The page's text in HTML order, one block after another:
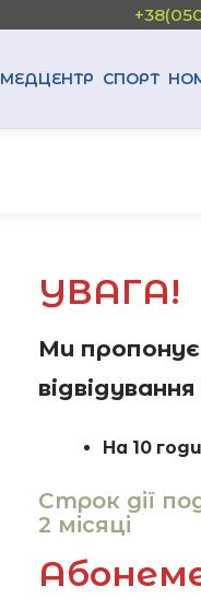
МЕДЦЕНТР СПОРТ
УВАГА!
Ми
На 10
Cтрок дії
2 місяці